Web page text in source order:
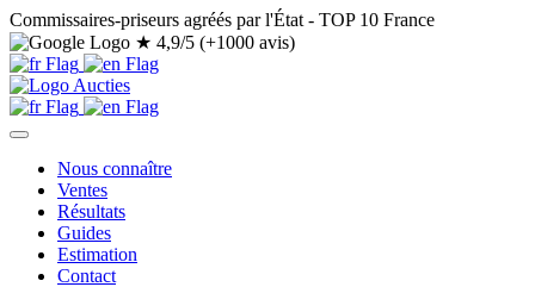
Commissaires-priseurs agréés par l'État - TOP 10 France
★ 4,9/5 (+1000 avis)
Nous connaître
Ventes
Résultats
Guides
Estimation
Contact